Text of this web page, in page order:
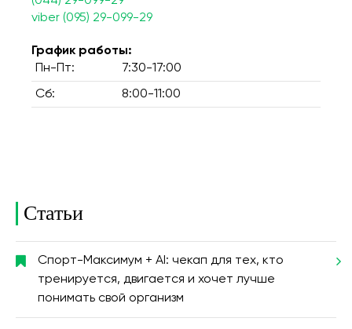
viber (095) 29-099-29
График работы:
Пн-Пт:
7:30-17:00
Сб: 8:00-11:00
Статьи
Спорт-Максимум + AI: чекап для тех, кто
тренируется, двигается и хочет лучше
понимать свой организм